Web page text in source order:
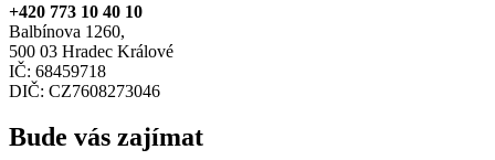
+420 773 10 40 10
Balbínova 1260,
500 03 Hradec Králové
IČ: 68459718
DIČ: CZ7608273046
Bude vás zajímat